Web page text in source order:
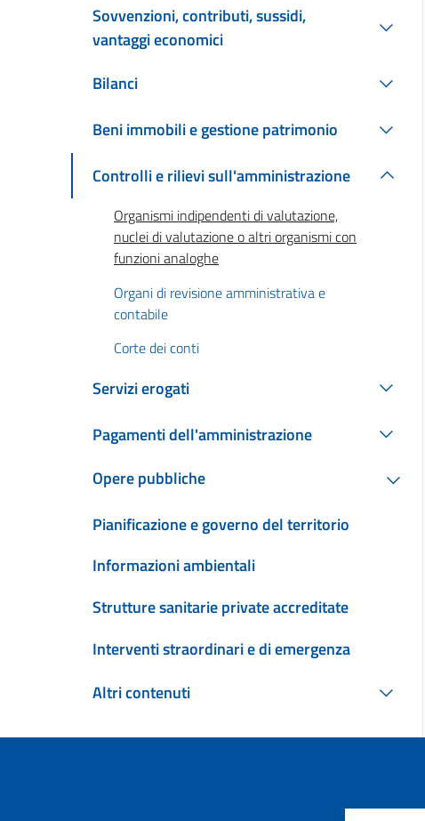
Sovvenzioni, contributi, sussidi,
vantaggi economici
Bilanci
Beni immobili e gestione patrimonio
Controlli e rilievi sull'amministrazione
Organismi indipendenti di valutazione,
nuclei di valutazione o altri organismi con
funzioni analoghe
Organi di revisione amministrativa e
contabile
Corte dei conti
Servizi erogati
Pagamenti dell'amministrazione
Opere pubbliche
Pianificazione e governo del territorio
Informazioni ambientali
Strutture sanitarie private accreditate
Interventi straordinari e di emergenza
Altri contenuti